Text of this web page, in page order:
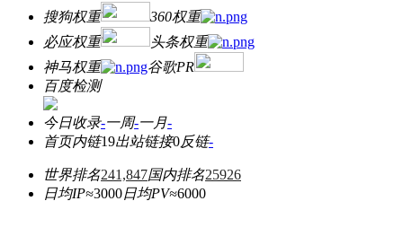
搜狗权重
360权重
必应权重
头条权重
神马权重
谷歌PR
百度检测
今日收录-一周-一月-
首页内链19出站链接0反链-
世界排名241,847国内排名25926
日均IP≈3000日均PV≈6000